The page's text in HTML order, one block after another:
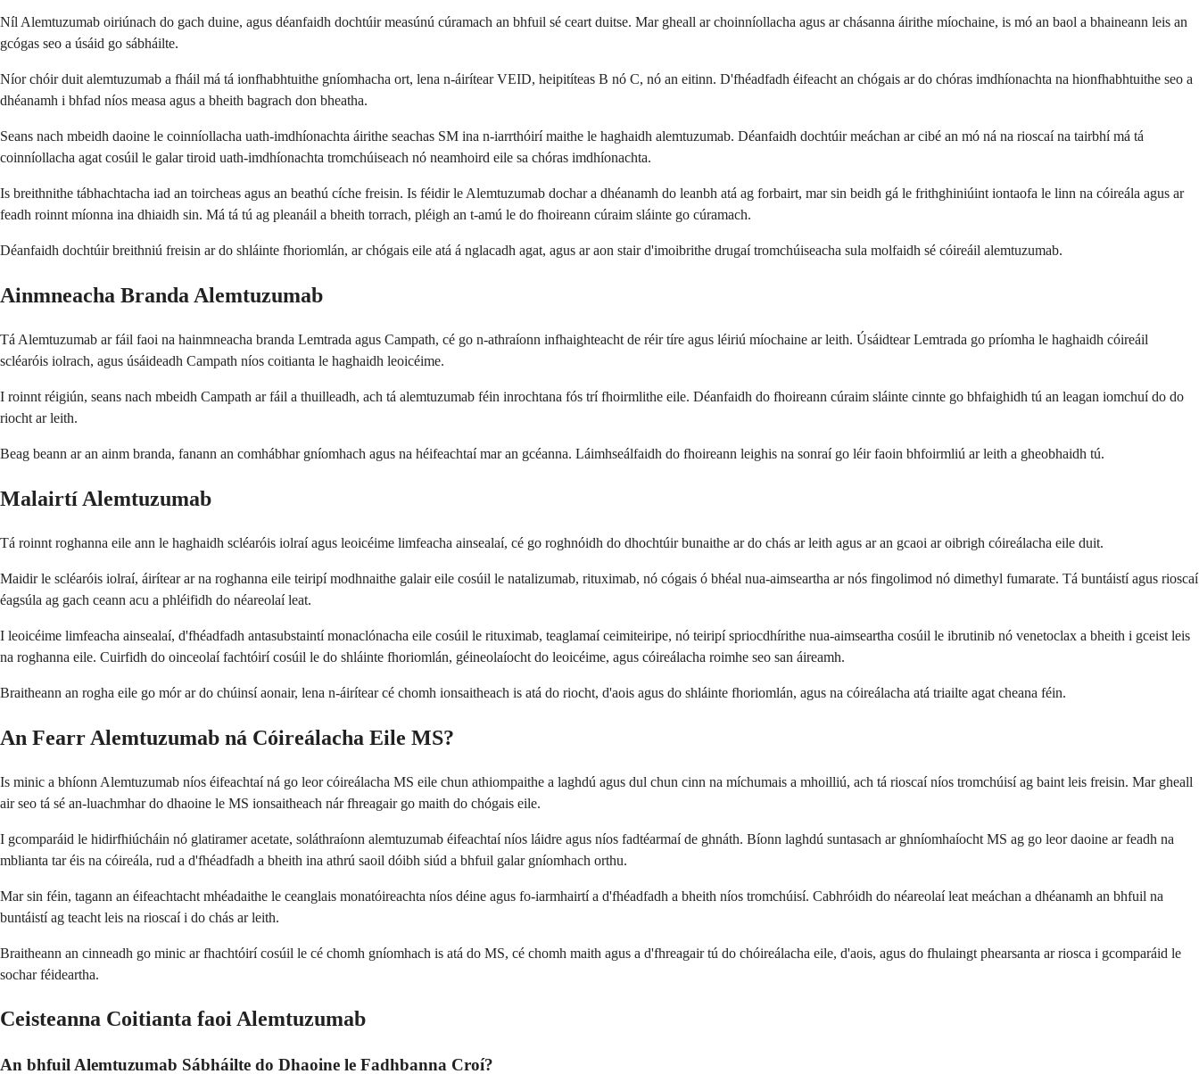
Níl Alemtuzumab oiriúnach do gach duine, agus déanfaidh dochtúir measúnú cúramach an bhfuil sé ceart duitse. Mar gheall ar choinníollacha agus ar chásanna áirithe míochaine, is mó an baol a bhaineann leis an
gcógas seo a úsáid go sábháilte.
Níor chóir duit alemtuzumab a fháil má tá ionfhabhtuithe gníomhacha ort, lena n-áirítear VEID, heipitíteas B nó C, nó an eitinn. D'fhéadfadh éifeacht an chógais ar do chóras imdhíonachta na hionfhabhtuithe seo a
dhéanamh i bhfad níos measa agus a bheith bagrach don bheatha.
Seans nach mbeidh daoine le coinníollacha uath-imdhíonachta áirithe seachas SM ina n-iarrthóirí maithe le haghaidh alemtuzumab. Déanfaidh dochtúir meáchan ar cibé an mó ná na rioscaí na tairbhí má tá
coinníollacha agat cosúil le galar tiroid uath-imdhíonachta tromchúiseach nó neamhoird eile sa chóras imdhíonachta.
Is breithnithe tábhachtacha iad an toircheas agus an beathú cíche freisin. Is féidir le Alemtuzumab dochar a dhéanamh do leanbh atá ag forbairt, mar sin beidh gá le frithghiniúint iontaofa le linn na cóireála agus ar
feadh roinnt míonna ina dhiaidh sin. Má tá tú ag pleanáil a bheith torrach, pléigh an t-amú le do fhoireann cúraim sláinte go cúramach.
Déanfaidh dochtúir breithniú freisin ar do shláinte fhoriomlán, ar chógais eile atá á nglacadh agat, agus ar aon stair d'imoibrithe drugaí tromchúiseacha sula molfaidh sé cóireáil alemtuzumab.
Ainmneacha Branda Alemtuzumab
Tá Alemtuzumab ar fáil faoi na hainmneacha branda Lemtrada agus Campath, cé go n-athraíonn infhaighteacht de réir tíre agus léiriú míochaine ar leith. Úsáidtear Lemtrada go príomha le haghaidh cóireáil
scléaróis iolrach, agus úsáideadh Campath níos coitianta le haghaidh leoicéime.
I roinnt réigiún, seans nach mbeidh Campath ar fáil a thuilleadh, ach tá alemtuzumab féin inrochtana fós trí fhoirmlithe eile. Déanfaidh do fhoireann cúraim sláinte cinnte go bhfaighidh tú an leagan iomchuí do do
riocht ar leith.
Beag beann ar an ainm branda, fanann an comhábhar gníomhach agus na héifeachtaí mar an gcéanna. Láimhseálfaidh do fhoireann leighis na sonraí go léir faoin bhfoirmliú ar leith a gheobhaidh tú.
Malairtí Alemtuzumab
Tá roinnt roghanna eile ann le haghaidh scléaróis iolraí agus leoicéime limfeacha ainsealaí, cé go roghnóidh do dhochtúir bunaithe ar do chás ar leith agus ar an gcaoi ar oibrigh cóireálacha eile duit.
Maidir le scléaróis iolraí, áirítear ar na roghanna eile teiripí modhnaithe galair eile cosúil le natalizumab, rituximab, nó cógais ó bhéal nua-aimseartha ar nós fingolimod nó dimethyl fumarate. Tá buntáistí agus rioscaí
éagsúla ag gach ceann acu a phléifidh do néareolaí leat.
I leoicéime limfeacha ainsealaí, d'fhéadfadh antasubstaintí monaclónacha eile cosúil le rituximab, teaglamaí ceimiteiripe, nó teiripí spriocdhírithe nua-aimseartha cosúil le ibrutinib nó venetoclax a bheith i gceist leis
na roghanna eile. Cuirfidh do oinceolaí fachtóirí cosúil le do shláinte fhoriomlán, géineolaíocht do leoicéime, agus cóireálacha roimhe seo san áireamh.
Braitheann an rogha eile go mór ar do chúinsí aonair, lena n-áirítear cé chomh ionsaitheach is atá do riocht, d'aois agus do shláinte fhoriomlán, agus na cóireálacha atá triailte agat cheana féin.
An Fearr Alemtuzumab ná Cóireálacha Eile MS?
Is minic a bhíonn Alemtuzumab níos éifeachtaí ná go leor cóireálacha MS eile chun athiompaithe a laghdú agus dul chun cinn na míchumais a mhoilliú, ach tá rioscaí níos tromchúisí ag baint leis freisin. Mar gheall
air seo tá sé an-luachmhar do dhaoine le MS ionsaitheach nár fhreagair go maith do chógais eile.
I gcomparáid le hidirfhiúcháin nó glatiramer acetate, soláthraíonn alemtuzumab éifeachtaí níos láidre agus níos fadtéarmaí de ghnáth. Bíonn laghdú suntasach ar ghníomhaíocht MS ag go leor daoine ar feadh na
mblianta tar éis na cóireála, rud a d'fhéadfadh a bheith ina athrú saoil dóibh siúd a bhfuil galar gníomhach orthu.
Mar sin féin, tagann an éifeachtacht mhéadaithe le ceanglais monatóireachta níos déine agus fo-iarmhairtí a d'fhéadfadh a bheith níos tromchúisí. Cabhróidh do néareolaí leat meáchan a dhéanamh an bhfuil na
buntáistí ag teacht leis na rioscaí i do chás ar leith.
Braitheann an cinneadh go minic ar fhachtóirí cosúil le cé chomh gníomhach is atá do MS, cé chomh maith agus a d'fhreagair tú do chóireálacha eile, d'aois, agus do fhulaingt phearsanta ar riosca i gcomparáid le
sochar féideartha.
Ceisteanna Coitianta faoi Alemtuzumab
An bhfuil Alemtuzumab Sábháilte do Dhaoine le Fadhbanna Croí?